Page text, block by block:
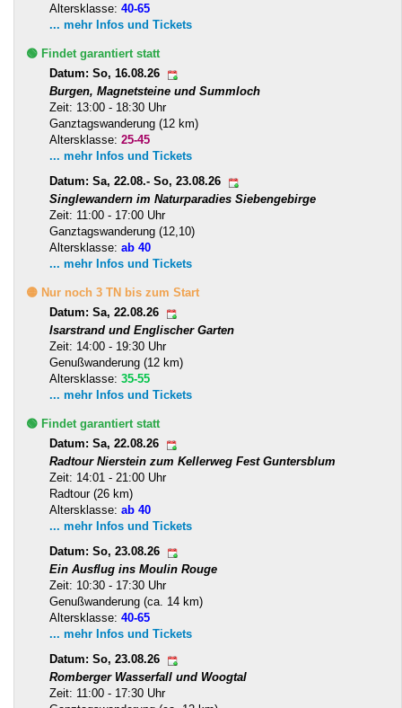
Altersklasse: 40-65
... mehr Infos und Tickets
🟢 Findet garantiert statt
Datum: So, 16.08.26
Burgen, Magnetsteine und Summloch
Zeit: 13:00 - 18:30 Uhr
Ganztagswanderung (12 km)
Altersklasse: 25-45
... mehr Infos und Tickets
Datum: Sa, 22.08.- So, 23.08.26
Singlewandern im Naturparadies Siebengebirge
Zeit: 11:00 - 17:00 Uhr
Ganztagswanderung (12,10)
Altersklasse: ab 40
... mehr Infos und Tickets
🟡 Nur noch 3 TN bis zum Start
Datum: Sa, 22.08.26
Isarstrand und Englischer Garten
Zeit: 14:00 - 19:30 Uhr
Genußwanderung (12 km)
Altersklasse: 35-55
... mehr Infos und Tickets
🟢 Findet garantiert statt
Datum: Sa, 22.08.26
Radtour Nierstein zum Kellerweg Fest Guntersblum
Zeit: 14:01 - 21:00 Uhr
Radtour (26 km)
Altersklasse: ab 40
... mehr Infos und Tickets
Datum: So, 23.08.26
Ein Ausflug ins Moulin Rouge
Zeit: 10:30 - 17:30 Uhr
Genußwanderung (ca. 14 km)
Altersklasse: 40-65
... mehr Infos und Tickets
Datum: So, 23.08.26
Romberger Wasserfall und Woogtal
Zeit: 11:00 - 17:30 Uhr